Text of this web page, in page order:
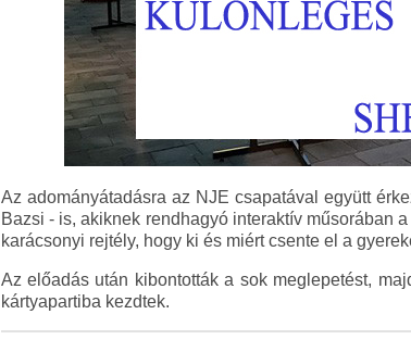
Az adományátadásra az NJE csapatával együtt
Bazsi - is, akiknek rendhagyó interaktív műsorában
karácsonyi rejtély, hogy ki és miért csente el a
Az előadás után kibontották a sok meglepetést,
kártyapartiba kezdtek.